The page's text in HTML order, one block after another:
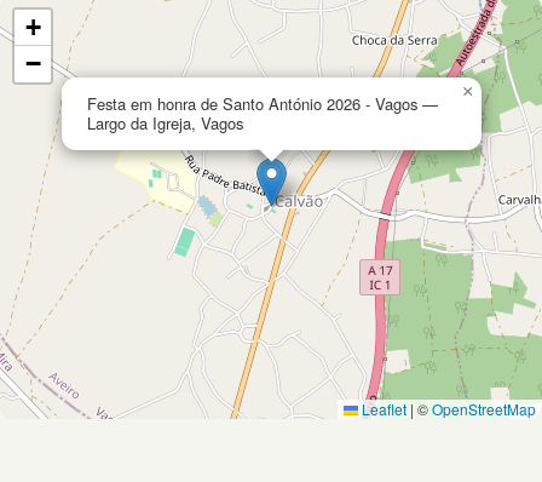
Festa em honra de Santo António 2026 - Vagos —
Largo da Igreja, Vagos
×
+
−
Leaflet | ©OpenStreetMap